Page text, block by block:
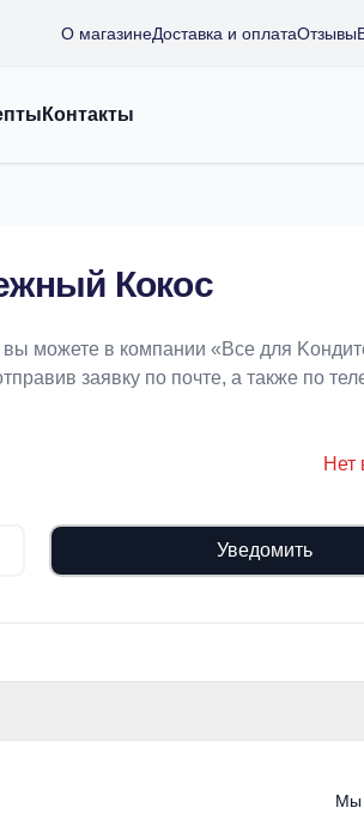
О магазинеДоставка и оплатаОтзывы
Контакты
Кокос
можете в компании «Bce для
заявку по почте, а также по
Нет
Уведомить
Мы